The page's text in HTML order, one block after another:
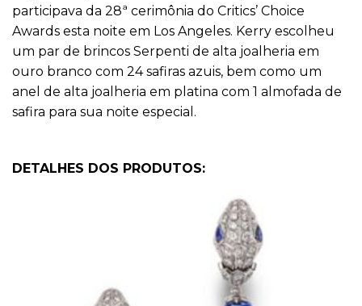
participava da 28ª cerimônia do Critics’ Choice
Awards esta noite em Los Angeles. Kerry escolheu
um par de brincos Serpenti de alta joalheria em
ouro branco com 24 safiras azuis, bem como um
anel de alta joalheria em platina com 1 almofada de
safira para sua noite especial.
DETALHES DOS PRODUTOS: